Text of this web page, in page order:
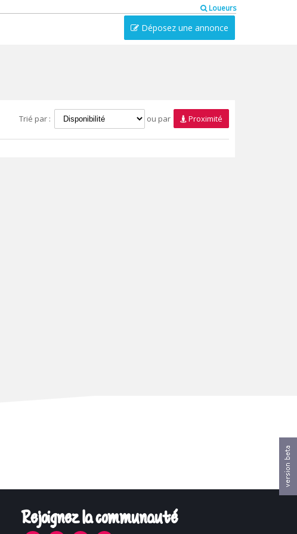
Loueurs
Déposez une annonce
Trié par : ou par Proximité
Rejoignez la communauté